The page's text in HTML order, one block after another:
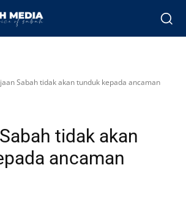
Sabah tidak akan tunduk kepada ancaman
tidak akan
ancaman